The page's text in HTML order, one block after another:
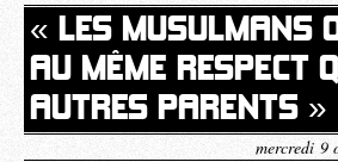
« LES MUSULMANS
AU MÊME RESPECT
AUTRES PARENTS »
mercredi 9